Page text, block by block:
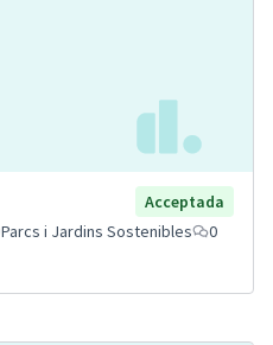
Acceptada
Parcs i Jardins Sostenibles
0